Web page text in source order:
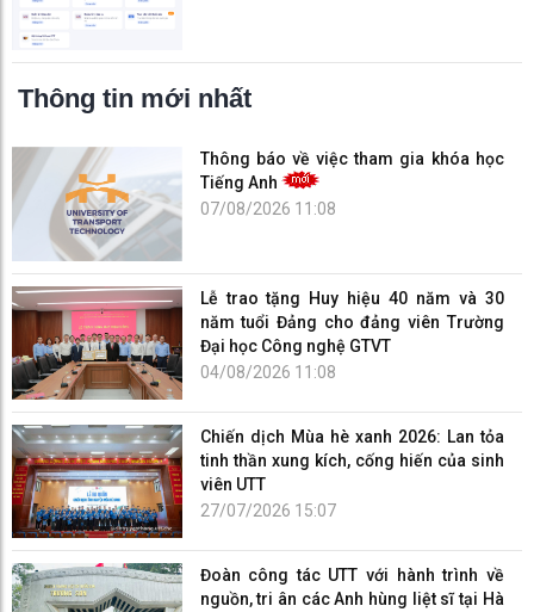
Thông tin mới nhất
Thông báo về việc tham gia khóa học
Tiếng Anh
07/08/2026 11:08
Lễ trao tặng Huy hiệu 40 năm và 30
năm tuổi Đảng cho đảng viên Trường
Đại học Công nghệ GTVT
04/08/2026 11:08
Chiến dịch Mùa hè xanh 2026: Lan tỏa
tinh thần xung kích, cống hiến của sinh
viên UTT
27/07/2026 15:07
Đoàn công tác UTT với hành trình về
nguồn, tri ân các Anh hùng liệt sĩ tại Hà